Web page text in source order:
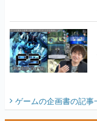
ゲームの企画書の記事